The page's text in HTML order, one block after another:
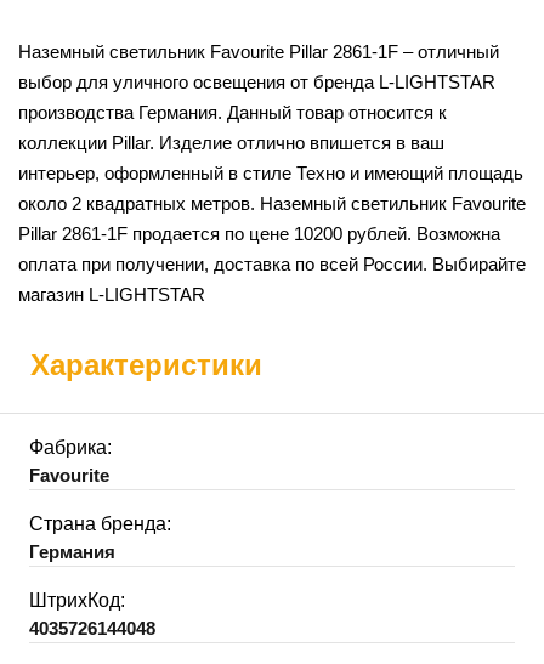
Наземный светильник Favourite Pillar 2861-1F – отличный
выбор для уличного освещения от бренда L-LIGHTSTAR
производства Германия. Данный товар относится к
коллекции Pillar. Изделие отлично впишется в ваш
интерьер, оформленный в стиле Техно и имеющий площадь
около 2 квадратных метров. Наземный светильник Favourite
Pillar 2861-1F продается по цене 10200 рублей. Возможна
оплата при получении, доставка по всей России. Выбирайте
магазин L-LIGHTSTAR
Характеристики
Фабрика:
Favourite
Страна бренда:
Германия
ШтрихКод:
4035726144048